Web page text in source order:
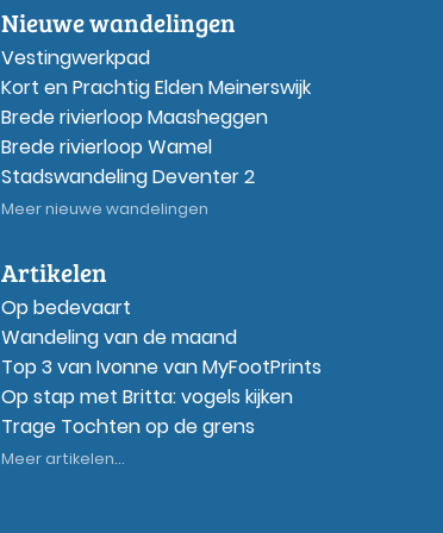
Nieuwe wandelingen
Vestingwerkpad
Kort en Prachtig Elden Meinerswijk
Brede rivierloop Maasheggen
Brede rivierloop Wamel
Stadswandeling Deventer 2
Meer nieuwe wandelingen
Artikelen
Op bedevaart
Wandeling van de maand
Top 3 van Ivonne van MyFootPrints
Op stap met Britta: vogels kijken
Trage Tochten op de grens
Meer artikelen...